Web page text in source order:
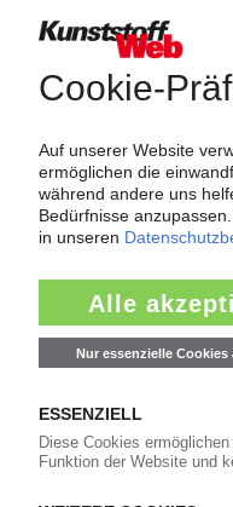
Force Majeure in
Fragen und Antworten:
wenn der Lieferant nicht
Preisentwicklung sowie
Jetzt lesen
Newsletter